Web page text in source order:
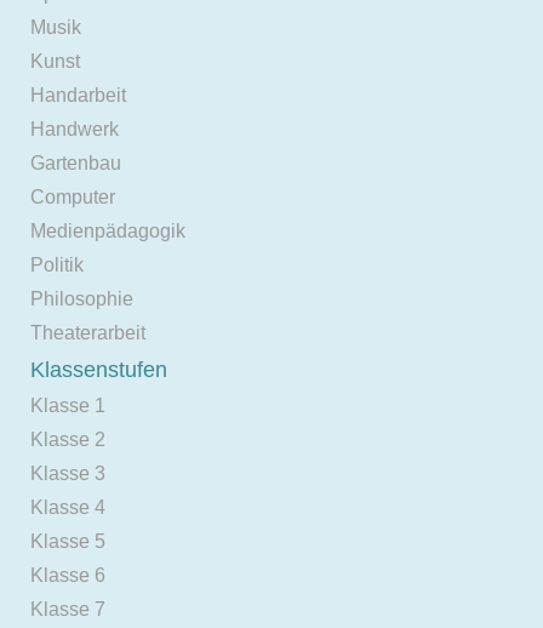
Musik
Kunst
Handarbeit
Handwerk
Gartenbau
Computer
Medienpädagogik
Politik
Philosophie
Theaterarbeit
Klassenstufen
Klasse 1
Klasse 2
Klasse 3
Klasse 4
Klasse 5
Klasse 6
Klasse 7